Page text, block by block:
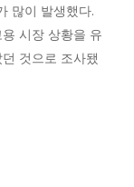
많이 발생했다.
시장 상황을 유
것으로 조사됐